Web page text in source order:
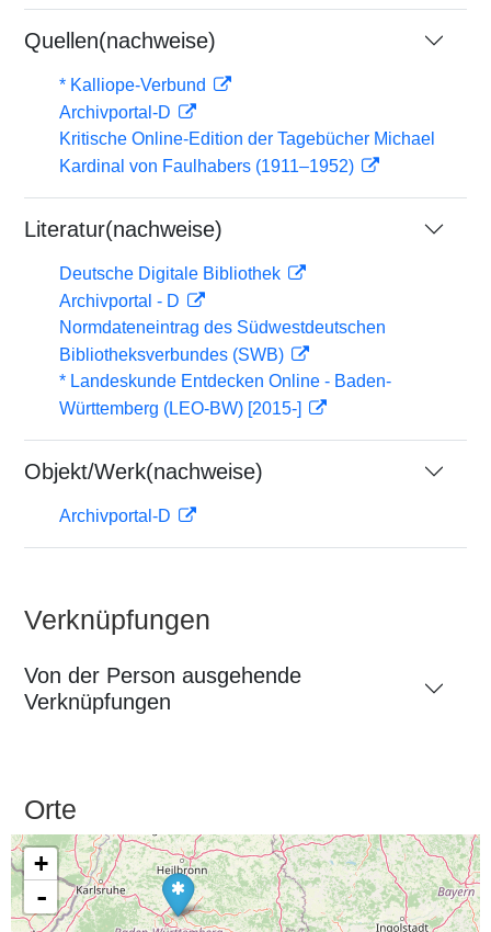
Quellen(nachweise)
* Kalliope-Verbund
Archivportal-D
Kritische Online-Edition der Tagebücher Michael
Kardinal von Faulhabers (1911–1952)
Literatur(nachweise)
Deutsche Digitale Bibliothek
Archivportal - D
Normdateneintrag des Südwestdeutschen
Bibliotheksverbundes (SWB)
* Landeskunde Entdecken Online - Baden-
Württemberg (LEO-BW) [2015-]
Objekt/Werk(nachweise)
Archivportal-D
Verknüpfungen
Von der Person ausgehende
Verknüpfungen
Orte
+
-